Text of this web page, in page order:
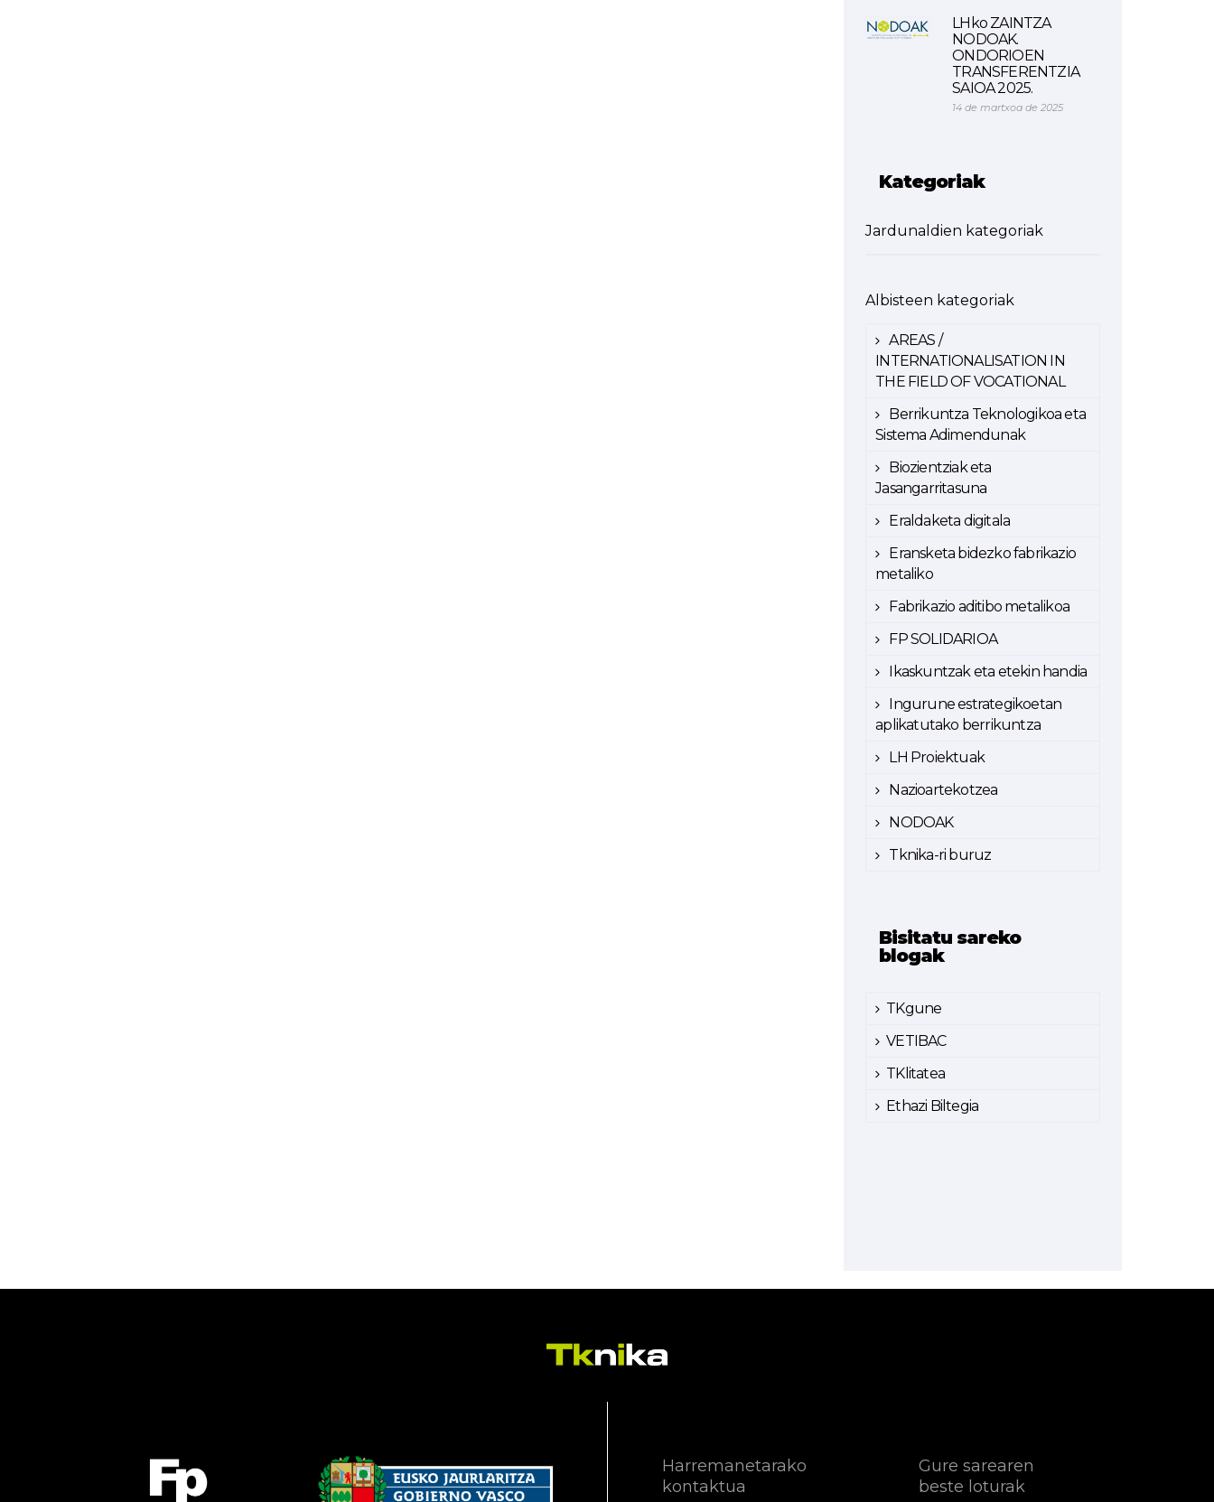
LHko ZAINTZA
NODOAK.
ONDORIOEN
TRANSFERENTZIA
SAIOA 2025.
14 de martxoa de 2025
Kategoriak
Jardunaldien kategoriak
Albisteen kategoriak
AREAS /
INTERNATIONALISATION IN
THE FIELD OF VOCATIONAL
Berrikuntza Teknologikoa eta
Sistema Adimendunak
Biozientziak eta
Jasangarritasuna
Eraldaketa digitala
Eransketa bidezko fabrikazio
metaliko
Fabrikazio aditibo metalikoa
FP SOLIDARIOA
Ikaskuntzak eta etekin handia
Ingurune estrategikoetan
aplikatutako berrikuntza
LH Proiektuak
Nazioartekotzea
NODOAK
Tknika-ri buruz
Bisitatu sareko
blogak
TKgune
VETIBAC
TKlitatea
Ethazi Biltegia
Harremanetarako
kontaktua
Gure sarearen
beste loturak